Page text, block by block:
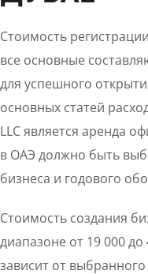
Стоимость
все основные
для успешного
основных статей
LLC является аренда
в ОАЭ должно быть
бизнеса и годового
Стоимость создания
диапазоне от 19 000
зависит от